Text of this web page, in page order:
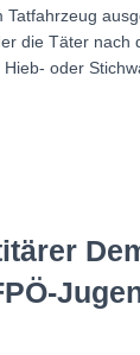
Tatfahrzeug
die Täter nach
oder